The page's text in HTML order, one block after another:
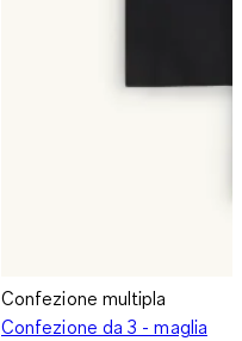
Confezione multipla
Confezione da 3 - maglia